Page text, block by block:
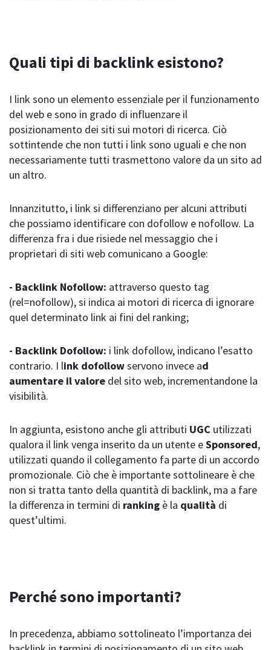
Quali tipi di backlink esistono?
I link sono un elemento essenziale per il funzionamento
del web e sono in grado di influenzare il
posizionamento dei siti sui motori di ricerca. Ciò
sottintende che non tutti i link sono uguali e che non
necessariamente tutti trasmettono valore da un sito ad
un altro.
Innanzitutto, i link si differenziano per alcuni attributi
che possiamo identificare con dofollow e nofollow. La
differenza fra i due risiede nel messaggio che i
proprietari di siti web comunicano a Google:
- Backlink Nofollow: attraverso questo tag
(rel=nofollow), si indica ai motori di ricerca di ignorare
quel determinato link ai fini del ranking;
- Backlink Dofollow: i link dofollow, indicano l’esatto
contrario. I link dofollowservono invece ad
aumentare il valore del sito web, incrementandone la
visibilità.
In aggiunta, esistono anche gli attributi UGC utilizzati
qualora il link venga inserito da un utente eSponsored,
utilizzati quando il collegamento fa parte di un accordo
promozionale. Ciò che è importante sottolineare è che
non si tratta tanto della quantità di backlink, ma a fare
la differenza in termini di ranking è la qualità di
quest’ultimi.
Perché sono importanti?
In precedenza, abbiamo sottolineato l’importanza dei